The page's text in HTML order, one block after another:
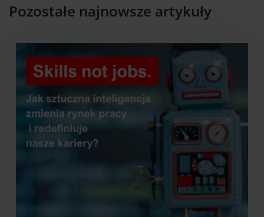
Pozostałe najnowsze artykuły